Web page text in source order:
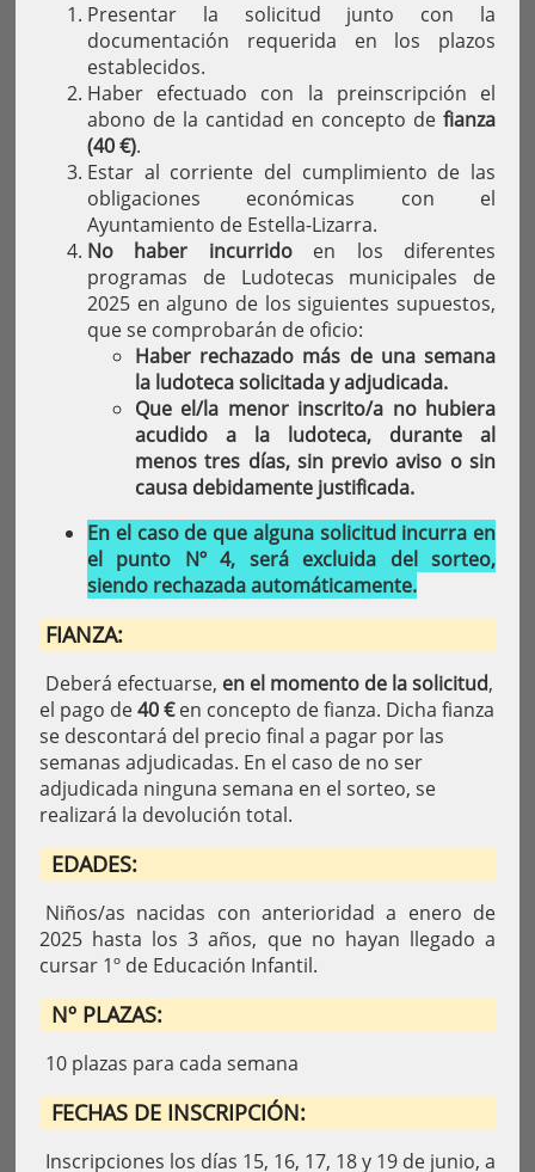
Presentar la solicitud junto con la
documentación requerida en los plazos
establecidos.
Haber efectuado con la preinscripción el
abono de la cantidad en concepto de fianza
(40 €).
Estar al corriente del cumplimiento de las
obligaciones económicas con el
Ayuntamiento de Estella-Lizarra.
No haber incurrido en los diferentes
programas de Ludotecas municipales de
2025 en alguno de los siguientes supuestos,
que se comprobarán de oficio:
Haber rechazado más de una semana
la ludoteca solicitada y adjudicada.
Que el/la menor inscrito/a no hubiera
acudido a la ludoteca, durante al
menos tres días, sin previo aviso o sin
causa debidamente justificada.
En el caso de que alguna solicitud incurra en
el punto Nº 4, será excluida del sorteo,
siendo rechazada automáticamente.
FIANZA:
Deberá efectuarse, en el momento de la solicitud,
el pago de40 €en concepto de fianza. Dicha fianza
se descontará del precio final a pagar por las
semanas adjudicadas. En el caso de no ser
adjudicada ninguna semana en el sorteo, se
realizará la devolución total.
EDADES:
Niños/as nacidas con anterioridad a enero de
2025 hasta los 3 años, que no hayan llegado a
cursar 1º de Educación Infantil.
Nº PLAZAS:
10 plazas para cada semana
FECHAS DE INSCRIPCIÓN:
Inscripciones los días 15, 16, 17, 18 y 19 de junio, a